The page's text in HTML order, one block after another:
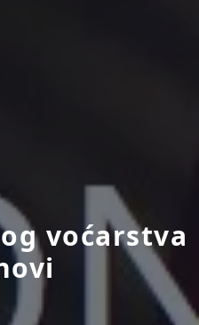
voćarstva